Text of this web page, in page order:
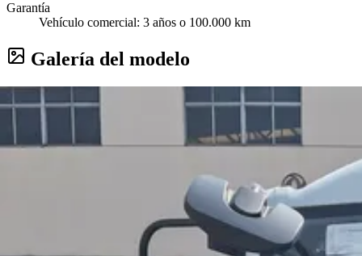
Garantía
Vehículo comercial: 3 años o 100.000 km
Galería del modelo